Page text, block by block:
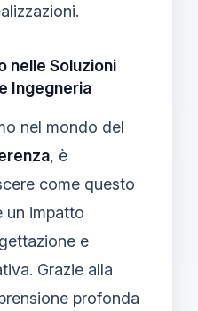
nelle Soluzioni
Ingegneria
nel mondo del
, è
come questo
un impatto
e
Grazie alla
profonda